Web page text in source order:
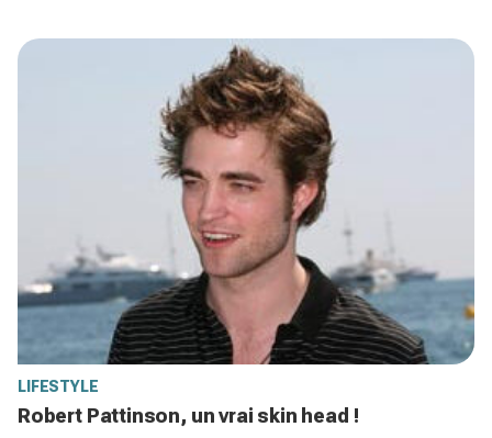
LIFESTYLE
Robert Pattinson, un vrai skin head !